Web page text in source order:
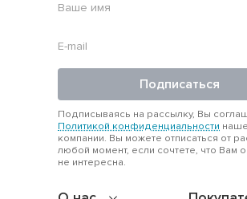
Подписаться
Подписываясь на рассылку, Вы
Политикой конфиденциальности
компании. Вы можете отписаться от
любой момент, если сочтете, что Вам
не интересна.